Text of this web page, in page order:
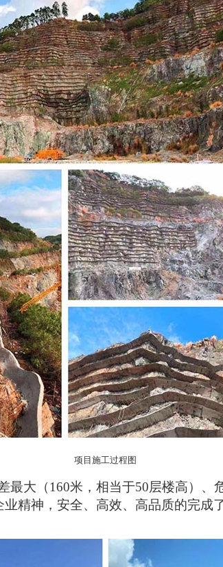
项目施工过程图
最大（160米，相当于50层楼高）、
精神，安全、高效、高品质的完成